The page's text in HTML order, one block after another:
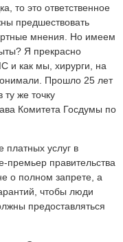
то это ответственное
предшествовать
мнения. Но имеем
Я прекрасно
и как мы, хирурги, на
Прошло 25 лет
ту же точку
Комитета Госдумы по
платных услуг в
премьер правительства
о полном запрете, а
чтобы люди
предоставляться